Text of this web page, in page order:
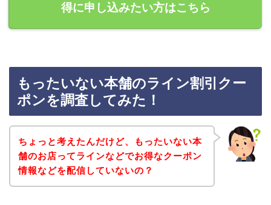
得に申し込みたい方はこちら
もったいない本舗のライン割引クー
ポンを調査してみた！
ちょっと考えたんだけど、もったいない本
舗のお店ってラインなどでお得なクーポン
情報などを配信していないの？